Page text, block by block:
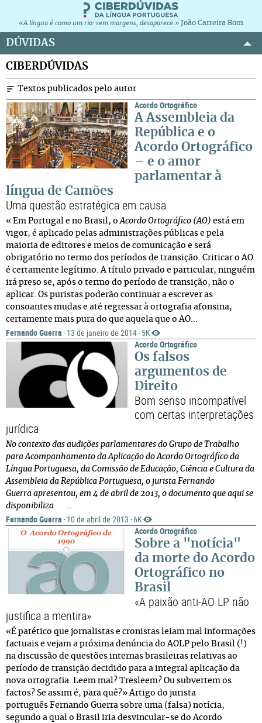
«A língua é como um rio: sem margens, desaparece.» João Carreira Bom
DÚVIDAS
CIBERDÚVIDAS
Textos publicados pelo autor
Acordo Ortográfico
A Assembleia da
República e o
Acordo Ortográfico
– e o amor
parlamentar à
língua de Camões
Uma questão estratégica em causa
« Em Portugal e no Brasil, oAcordo Ortográfico (AO) está em
vigor, é aplicado pelas administrações públicas e pela
maioria de editores e meios de comunicação e será
obrigatório no termo dos períodos de transição. Criticar o AO
é certamente legítimo. A título privado e particular, ninguém
irá preso se, após o termo do período de transição, não o
aplicar. Os puristas poderão continuar a escrever as
consoantes mudas e até regressar à ortografia afonsina,
certamente mais pura do que aquela que o AO...
Fernando Guerra · 13 de janeiro de 2014 · 5K
Acordo Ortográfico
Os falsos
argumentos de
Direito
Bom senso incompatível
com certas interpretações
jurídica
No contexto das audições parlamentares do Grupo de Trabalho
para Acompanhamento da Aplicação do Acordo Ortográfico da
Língua Portuguesa, da Comissão de Educação, Ciência e Cultura da
Assembleia da República Portuguesa, o jurista Fernando
Guerra apresentou, em 4 de abril de 2013, o documento que aqui se
disponibiliza. ...
Fernando Guerra · 10 de abril de 2013 · 6K
Acordo Ortográfico
Sobre a "notícia"
da morte do Acordo
Ortográfico no
Brasil
«A paixão anti-AO LP não
justifica a mentira»
«É patético que jornalistas e cronistas leiam mal informações
factuais e vejam a próxima denúncia do AOLP pelo Brasil (!)
na discussão de questões internas brasileiras relativas ao
período de transição decidido para a integral aplicação da
nova ortografia. Leem mal? Tresleem? Ou subvertem os
factos? Se assim é, para quê?» Artigo do jurista
português Fernando Guerra sobre uma (falsa) notícia,
segundo a qual o Brasil iria desvincular-se do Acordo